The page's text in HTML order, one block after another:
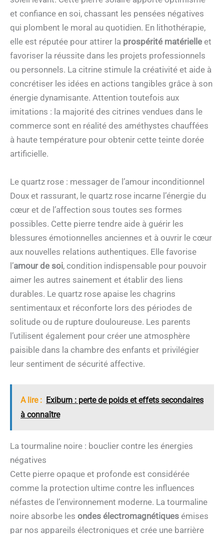
et confiance en soi, chassant les pensées négatives
qui plombent le moral au quotidien. En lithothérapie,
elle est réputée pour attirer la prospérité matérielle et
favoriser la réussite dans les projets professionnels
ou personnels. La citrine stimule la créativité et aide à
concrétiser les idées en actions tangibles grâce à son
énergie dynamisante. Attention toutefois aux
imitations : la majorité des citrines vendues dans le
commerce sont en réalité des améthystes chauffées
à haute température pour obtenir cette teinte dorée
artificielle.
Le quartz rose : messager de l’amour inconditionnel
Doux et rassurant, le quartz rose incarne l’énergie du
cœur et de l’affection sous toutes ses formes
possibles. Cette pierre tendre aide à guérir les
blessures émotionnelles anciennes et à ouvrir le cœur
aux nouvelles relations authentiques. Elle favorise
l’amour de soi, condition indispensable pour pouvoir
aimer les autres sainement et établir des liens
durables. Le quartz rose apaise les chagrins
sentimentaux et réconforte lors des périodes de
solitude ou de rupture douloureuse. Les parents
l’utilisent également pour créer une atmosphère
paisible dans la chambre des enfants et privilégier
leur sentiment de sécurité affective.
A lire : Exiburn : perte de poids et effets secondaires
à connaître
La tourmaline noire : bouclier contre les énergies
négatives
Cette pierre opaque et profonde est considérée
comme la protection ultime contre les influences
néfastes de l’environnement moderne. La tourmaline
noire absorbe les ondes électromagnétiques émises
par nos appareils électroniques et crée une barrière